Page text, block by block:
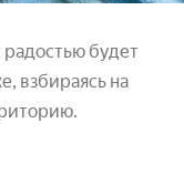
будет
взбираясь на